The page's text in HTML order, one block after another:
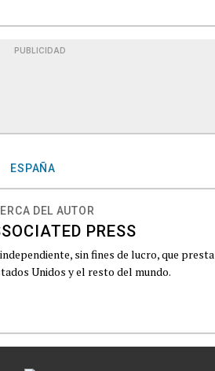
PUBLICIDAD
ESPAÑA
DEL AUTOR
PRESS
sin fines de lucro, que presta
Unidos y el resto del mundo.